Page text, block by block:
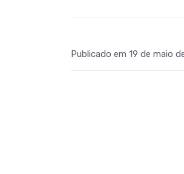
Publicado em 19 de maio